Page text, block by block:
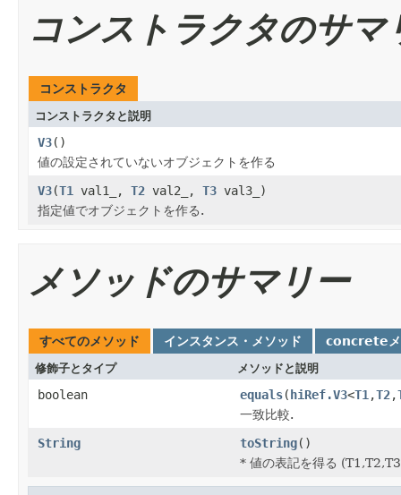
コンストラクタのサマ
コンストラクタ
コンストラクタと説明
V3()
値の設定されていないオブジェクトを作る
V3(T1 val1_, T2 val2_, T3 val3_)
指定値でオブジェクトを作る.
メソッドのサマリー
すべてのメソッド インスタンス・メソッド concreteメ
修飾子とタイプ メソッドと説明
boolean equals(hiRef.V3<T1 ,T2,
一致比較.
String
toString()
* 値の表記を得る